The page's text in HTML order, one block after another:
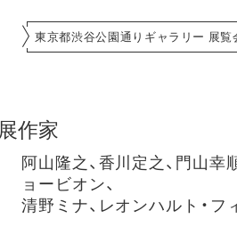
東京都渋谷公園通りギャラリー 展覧
作家
阿山隆之、香川定之、門山幸
ョービオン、
清野ミナ、レオンハルト・フ